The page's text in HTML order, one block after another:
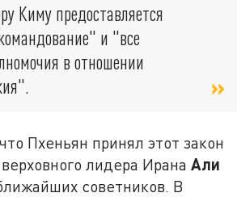
Киму предоставляется
и "все
в отношении
Пхеньян принял этот закон
лидера ИранаАли
советников. В